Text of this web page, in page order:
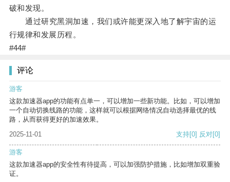
破和发现。
通过研究黑洞加速，我们或许能更深入地了解宇宙的运
行规律和发展历程。
#44#
评论
游客
这款加速器app的功能有点单一，可以增加一些新功能。比如，可以增加
一个自动切换线路的功能，这样就可以根据网络情况自动选择最优的线
路，从而获得更好的加速效果。
2025-11-01
支持[0] 反对[0]
游客
这款加速器app的安全性有待提高，可以加强防护措施，比如增加双重验
证。